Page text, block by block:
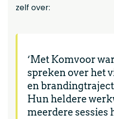
zelf over:
‘Met Komvoor
spreken over het
en
Hun heldere
meerdere sessies